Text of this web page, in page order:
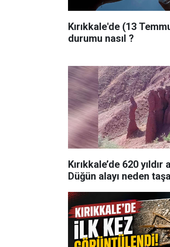
Kırıkkale'de (13
durumu nasıl ?
Kırıkkale’de 620 yıldır
Düğün alayı neden